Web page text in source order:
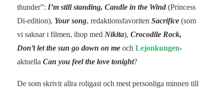
thunder”: I’m still standing, Candle in the Wind (Princess
Di-edition), Your song, redaktionsfavoriten Sacrifice (som
vi saknar i filmen, ihop med Nikita), Crocodile Rock,
Don’t let the sun go down on me och Lejonkungen-
aktuella Can you feel the love tonight?
De som skrivit allra roligast och mest personliga minnen till